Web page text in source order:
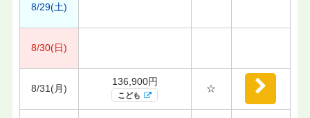
8/29(土)
8/30(日)
8/31(月)
136,900円
こども
☆